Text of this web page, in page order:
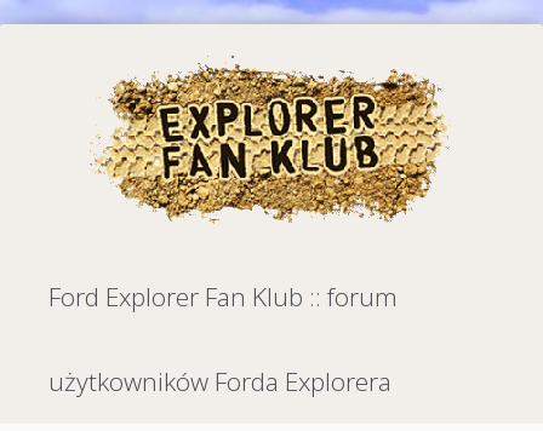
Ford Explorer Fan Klub :: forum
użytkowników Forda Explorera